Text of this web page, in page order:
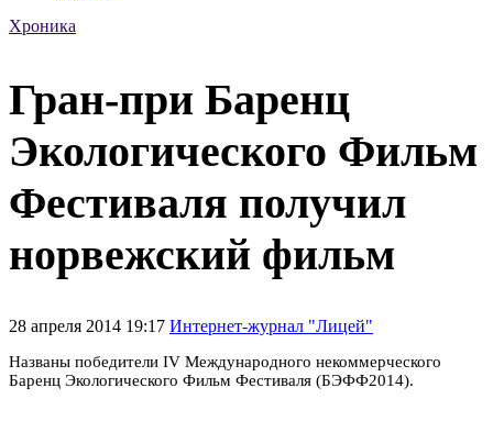
Хроника
Гран-при Баренц
Экологического Фильм
Фестиваля получил
норвежский фильм
28 апреля 2014 19:17 Интернет-журнал "Лицей"
Названы победители IV Международного некоммерческого
Баренц Экологического Фильм Фестиваля (БЭФФ2014).